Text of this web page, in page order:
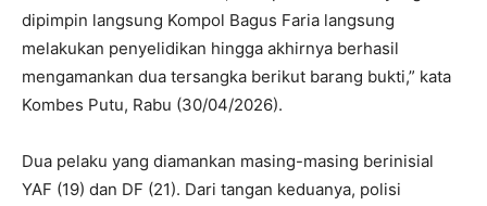
dipimpin langsung Kompol Bagus Faria langsung
melakukan penyelidikan hingga akhirnya berhasil
mengamankan dua tersangka berikut barang bukti,” kata
Kombes Putu, Rabu (30/04/2026).
Dua pelaku yang diamankan masing-masing berinisial
YAF (19) dan DF (21). Dari tangan keduanya, polisi